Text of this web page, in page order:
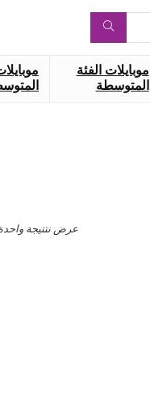
موبايلات الفئة
المتوسطة
عرض نتتيجة